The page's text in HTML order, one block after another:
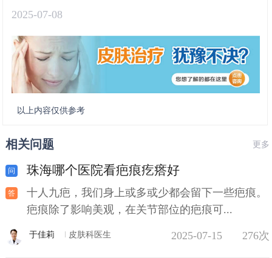
2025-07-08
以上内容仅供参考
相关问题 更多
珠海哪个医院看疤痕疙瘩好
十人九疤，我们身上或多或少都会留下一些疤痕。
疤痕除了影响美观，在关节部位的疤痕可...
于佳莉 皮肤科医生 2025-07-15 276次